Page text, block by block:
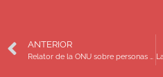
ANTERIOR